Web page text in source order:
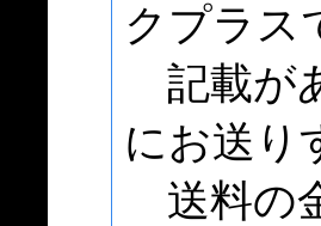
クプラス
記載が
にお送り
送料の